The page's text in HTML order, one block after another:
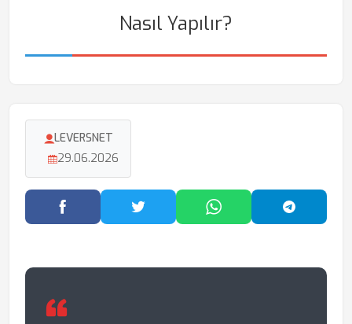
Nasıl Yapılır?
LEVERSNET
29.06.2026
Facebook'ta PaylaşTwitter'da PaylaşWhatsApp'ta Paylaş